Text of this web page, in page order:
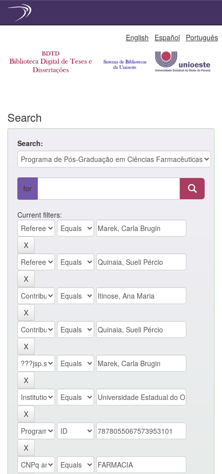
English Español Português
Search
Search:
for
Current filters: